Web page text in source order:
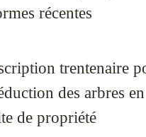
récentes
trentenaire
des arbres en
de propriété